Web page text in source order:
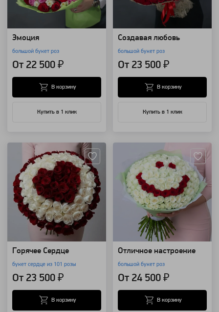
Эмоция
большой букет роз
От 22 500 ₽
Купить в 1 клик
В корзину
Создавая любовь
большой букет роз
От 23 500 ₽
Купить в 1 клик
В корзину
Горячее Сердце
букет сердце из 101 розы
От 23 500 ₽
В корзину
Отличное настроение
большой букет роз
От 24 500 ₽
В корзину